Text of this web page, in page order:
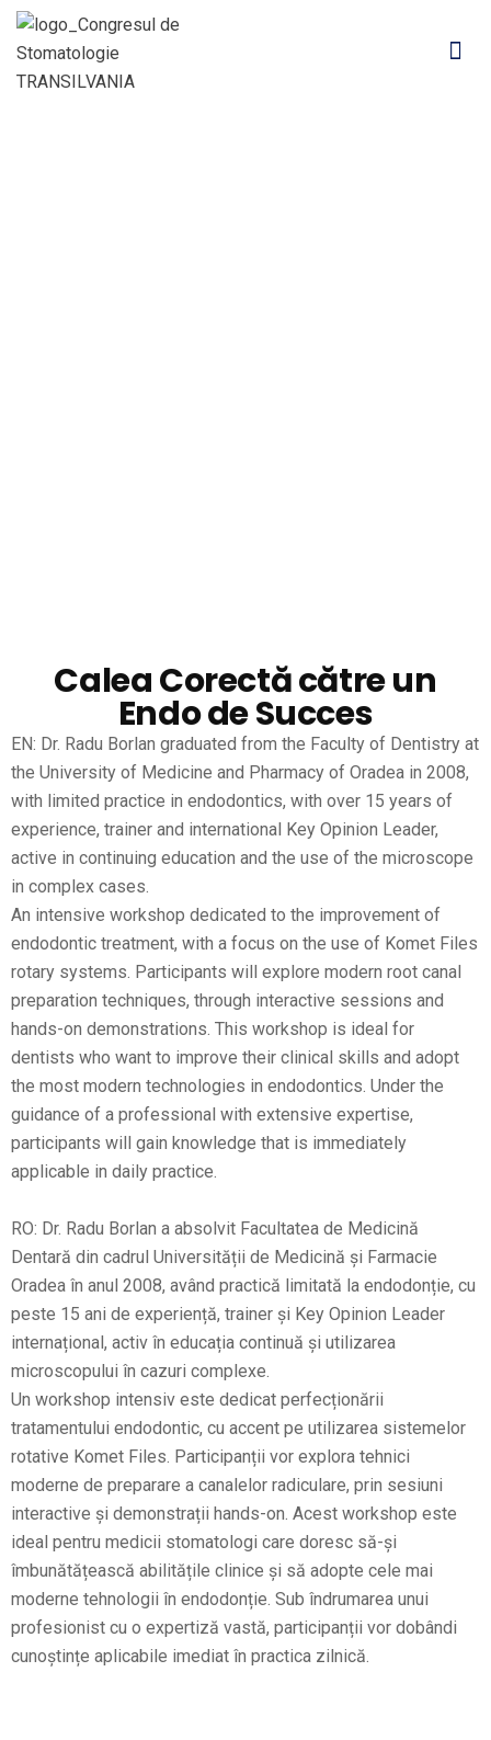
Calea Corectă către un
Endo de Succes
EN: Dr. Radu Borlan graduated from the Faculty of Dentistry at
the University of Medicine and Pharmacy of Oradea in 2008,
with limited practice in endodontics, with over 15 years of
experience, trainer and international Key Opinion Leader,
active in continuing education and the use of the microscope
in complex cases.
An intensive workshop dedicated to the improvement of
endodontic treatment, with a focus on the use of Komet Files
rotary systems. Participants will explore modern root canal
preparation techniques, through interactive sessions and
hands-on demonstrations. This workshop is ideal for
dentists who want to improve their clinical skills and adopt
the most modern technologies in endodontics. Under the
guidance of a professional with extensive expertise,
participants will gain knowledge that is immediately
applicable in daily practice.
RO: Dr. Radu Borlan a absolvit Facultatea de Medicină
Dentară din cadrul Universității de Medicină și Farmacie
Oradea în anul 2008, având practică limitată la endodonție, cu
peste 15 ani de experiență, trainer și Key Opinion Leader
internațional, activ în educația continuă și utilizarea
microscopului în cazuri complexe.
Un workshop intensiv este dedicat perfecționării
tratamentului endodontic, cu accent pe utilizarea sistemelor
rotative Komet Files. Participanții vor explora tehnici
moderne de preparare a canalelor radiculare, prin sesiuni
interactive și demonstrații hands-on. Acest workshop este
ideal pentru medicii stomatologi care doresc să-și
îmbunătățească abilitățile clinice și să adopte cele mai
moderne tehnologii în endodonție. Sub îndrumarea unui
profesionist cu o expertiză vastă, participanții vor dobândi
cunoștințe aplicabile imediat în practica zilnică.